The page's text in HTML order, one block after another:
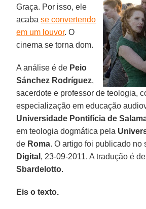
Graça. Por isso, ele
acabase convertendo
em um louvor. O
cinema se torna dom.
A análise é de Peio
Sánchez Rodríguez,
sacerdote e professor de teologia,
especialização em educação
Universidade Pontifícia de
em teologia dogmática pela
de Roma. O artigo foi publicado no
Digital , 23-09-2011. A tradução é de
Sbardelotto.
Eis o texto.